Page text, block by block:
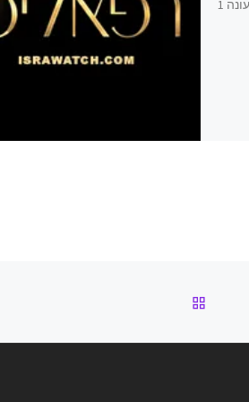
רפאליס פרק 10 שידור ישיר, רפאליס עונה 1
חזרה לרשימת הפוסטים